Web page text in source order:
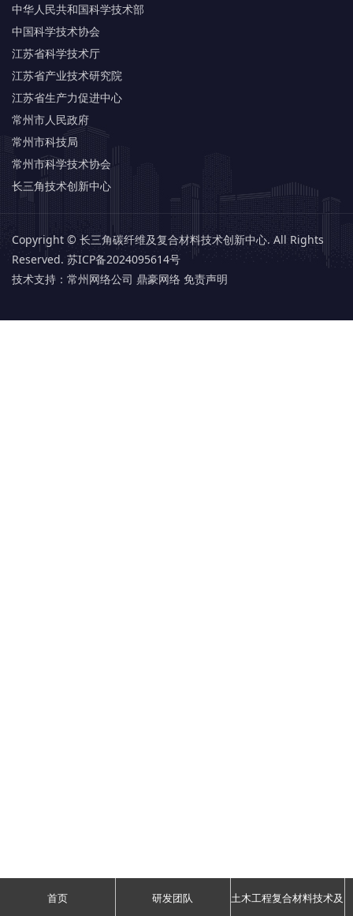
中华人民共和国科学技术部
中国科学技术协会
江苏省科学技术厅
江苏省产业技术研究院
江苏省生产力促进中心
常州市人民政府
常州市科技局
常州市科学技术协会
长三角技术创新中心
Copyright © 长三角碳纤维及复合材料技术创新中心. All Rights
Reserved. 苏ICP备2024095614号
技术支持： 常州网络公司 鼎豪网络 免责声明
首页 研发团队 土木工程复合材料技术及